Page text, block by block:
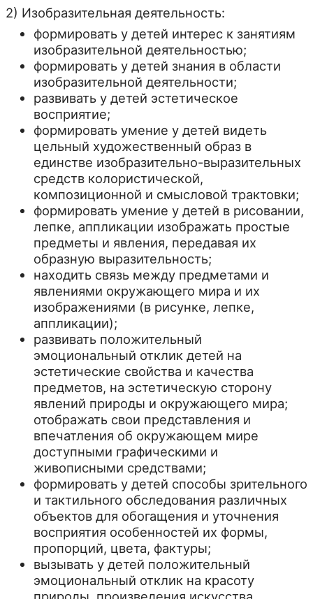
2) Изобразительная деятельность:
формировать у детей интерес к занятиям
изобразительной деятельностью;
формировать у детей знания в области
изобразительной деятельности;
развивать у детей эстетическое
восприятие;
формировать умение у детей видеть
цельный художественный образ в
единстве изобразительно-выразительных
средств колористической,
композиционной и смысловой трактовки;
формировать умение у детей в рисовании,
лепке, аппликации изображать простые
предметы и явления, передавая их
образную выразительность;
находить связь между предметами и
явлениями окружающего мира и их
изображениями (в рисунке, лепке,
аппликации);
развивать положительный
эмоциональный отклик детей на
эстетические свойства и качества
предметов, на эстетическую сторону
явлений природы и окружающего мира;
отображать свои представления и
впечатления об окружающем мире
доступными графическими и
живописными средствами;
формировать у детей способы зрительного
и тактильного обследования различных
объектов для обогащения и уточнения
восприятия особенностей их формы,
пропорций, цвета, фактуры;
вызывать у детей положительный
эмоциональный отклик на красоту